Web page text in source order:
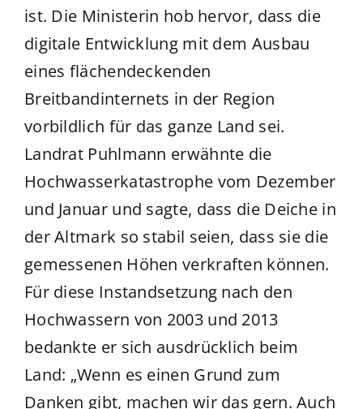
ist. Die Ministerin hob hervor, dass die
digitale Entwicklung mit dem Ausbau
eines flächendeckenden
Breitbandinternets in der Region
vorbildlich für das ganze Land sei.
Landrat Puhlmann erwähnte die
Hochwasserkatastrophe vom Dezember
und Januar und sagte, dass die Deiche in
der Altmark so stabil seien, dass sie die
gemessenen Höhen verkraften können.
Für diese Instandsetzung nach den
Hochwassern von 2003 und 2013
bedankte er sich ausdrücklich beim
Land: „Wenn es einen Grund zum
Danken gibt, machen wir das gern. Auch